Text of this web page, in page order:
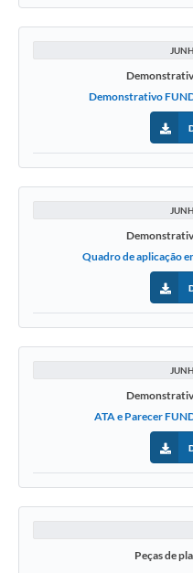
Demonstrativo
Quadro de aplicação
ATA e Parecer
Peças de